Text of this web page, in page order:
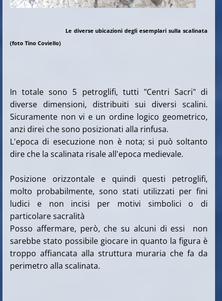
Le diverse ubicazioni degli esemplari sulla scalinata
(foto Tino Coviello)
In totale sono 5 petroglifi, tutti "Centri Sacri" di
diverse dimensioni, distribuiti sui diversi scalini.
Sicuramente non vi e un ordine logico geometrico,
anzi direi che sono posizionati alla rinfusa.
L'epoca di esecuzione non è nota; si può soltanto
dire che la scalinata risale all'epoca medievale.
Posizione orizzontale e quindi questi petroglifi,
molto probabilmente, sono stati utilizzati per fini
ludici e non incisi per motivi simbolici o di
particolare sacralità
Posso affermare, però, che su alcuni di essi non
sarebbe stato possibile giocare in quanto la figura è
troppo affiancata alla struttura muraria che fa da
perimetro alla scalinata.